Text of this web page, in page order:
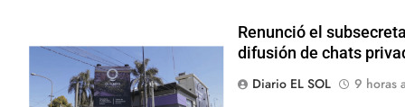
Renunció el
difusión de chats
Diario EL SOL
9 horas